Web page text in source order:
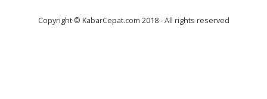
Copyright © KabarCepat.com 2018 - All rights reserved